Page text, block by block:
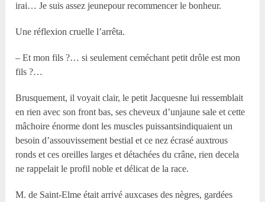
irai… Je suis assez jeunepour recommencer le bonheur.
Une réflexion cruelle l’arrêta.
– Et mon fils ?… si seulement ceméchant petit drôle est mon
fils ?…
Brusquement, il voyait clair, le petit Jacquesne lui ressemblait
en rien avec son front bas, ses cheveux d’unjaune sale et cette
mâchoire énorme dont les muscles puissantsindiquaient un
besoin d’assouvissement bestial et ce nez écrasé auxtrous
ronds et ces oreilles larges et détachées du crâne, rien decela
ne rappelait le profil noble et délicat de la race.
M. de Saint-Elme était arrivé auxcases des nègres, gardées